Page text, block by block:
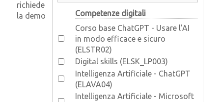
richiede
la demo
Competenze digitali
Corso base ChatGPT - Usare l'AI
in modo efficace e sicuro
(ELSTR02)
Digital skills (ELSK_LP003)
Intelligenza Artificiale - ChatGPT
(ELAVA04)
Intelligenza Artificiale - Microsoft